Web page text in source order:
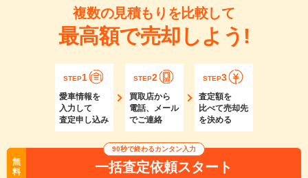
複数の見積もりを比較して
最高額で売却しよう!
STEP1
愛車情報を
入力して
査定申し込み
STEP2
買取店から
電話、メール
でご連絡
STEP3
査定額を
比べて売却先
を決める
無
料
90秒で終わるカンタン入力
一括査定依頼スタート